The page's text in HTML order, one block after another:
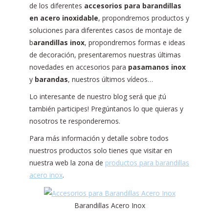
de los diferentes accesorios para barandillas
en acero inoxidable, propondremos productos y
soluciones para diferentes casos de montaje de
barandillas inox, propondremos formas e ideas
de decoración, presentaremos nuestras últimas
novedades en accesorios para pasamanos inox
y barandas, nuestros últimos vídeos…
Lo interesante de nuestro blog será que ¡tú
también participes! Pregúntanos lo que quieras y
nosotros te responderemos.
Para más información y detalle sobre todos
nuestros productos solo tienes que visitar en
nuestra web la zona de productos para barandillas
acero inox.
Barandillas Acero Inox